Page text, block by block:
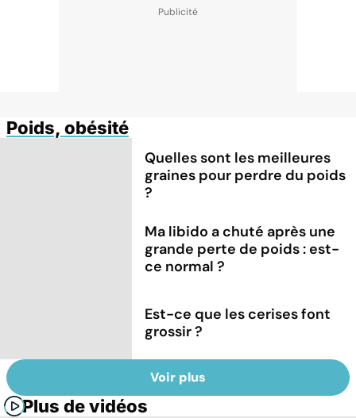
Poids, obésité
Quelles sont les meilleures
graines pour perdre du poids
?
Ma libido a chuté après une
grande perte de poids : est-
ce normal ?
Est-ce que les cerises font
grossir ?
Voir plus
Plus de vidéos